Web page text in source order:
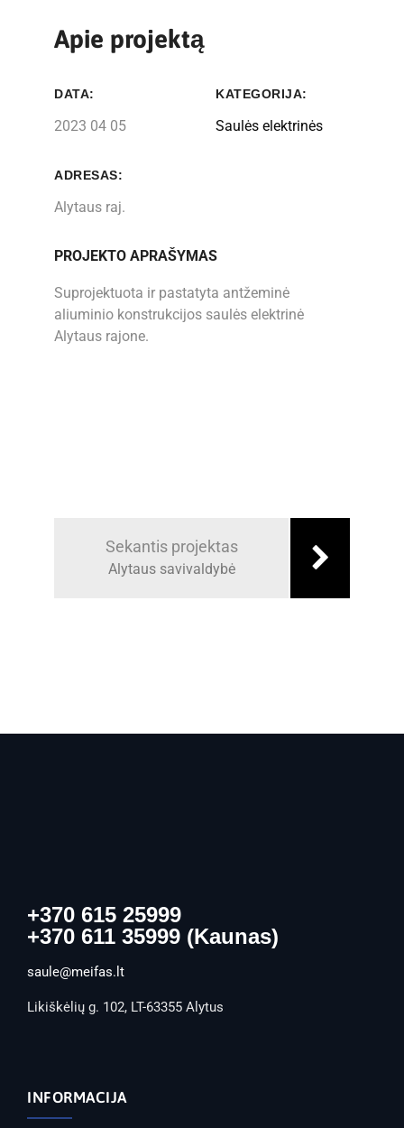
Apie projektą
DATA:
2023 04 05
KATEGORIJA:
Saulės elektrinės
ADRESAS:
Alytaus raj.
PROJEKTO APRAŠYMAS
Suprojektuota ir pastatyta antžeminė
aliuminio konstrukcijos saulės elektrinė
Alytaus rajone.
Sekantis projektas
Alytaus savivaldybė
+370 615 25999
+370 611 35999 (Kaunas)
saule@meifas.lt
Likiškėlių g. 102, LT-63355 Alytus
INFORMACIJA